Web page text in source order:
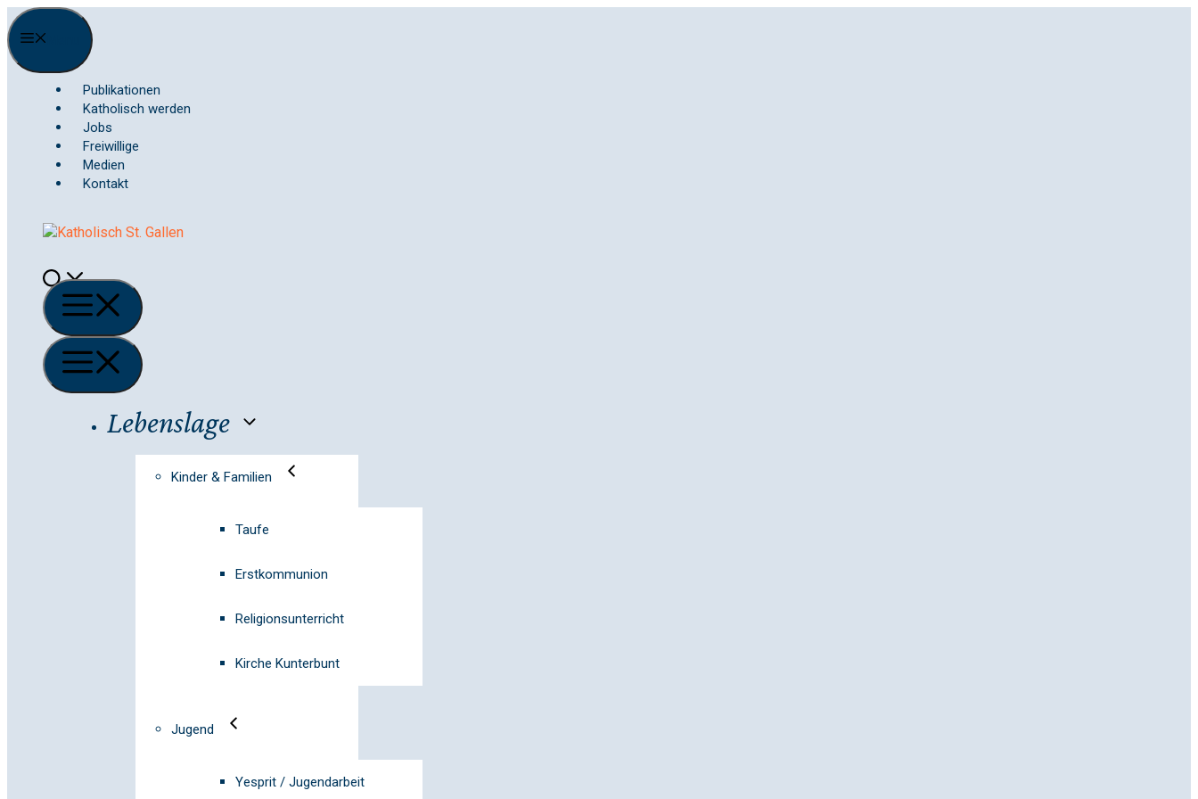
Springe
zum
Inhalt
Publikationen
Katholisch werden
Jobs
Freiwillige
Medien
Kontakt
Menü
Menü
Lebenslage
Kinder & Familien
Taufe
Erstkommunion
Religionsunterricht
Kirche Kunterbunt
Jugend
Yesprit / Jugendarbeit